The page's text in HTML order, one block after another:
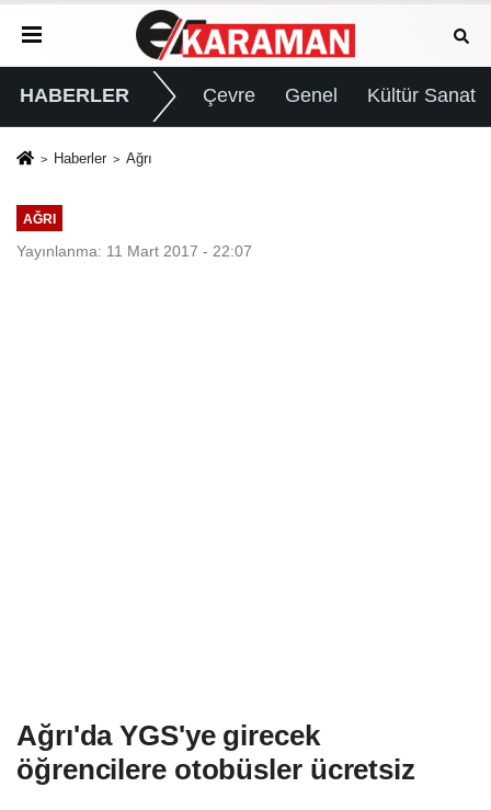
HABERLER Çevre Genel Kültür Sanat
Haberler Ağrı
AĞRI
Yayınlanma: 11 Mart 2017 - 22:07
Ağrı'da YGS'ye girecek
öğrencilere otobüsler ücretsiz